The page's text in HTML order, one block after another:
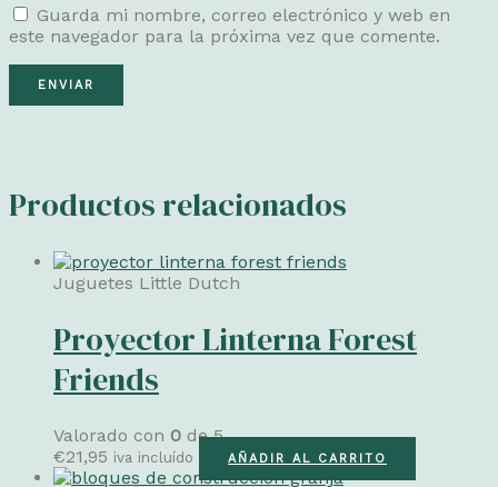
Guarda mi nombre, correo electrónico y web en
este navegador para la próxima vez que comente.
Productos relacionados
Juguetes Little Dutch
Proyector Linterna Forest
Friends
Valorado con 0 de 5
€21,95 iva incluído AÑADIR AL CARRITO